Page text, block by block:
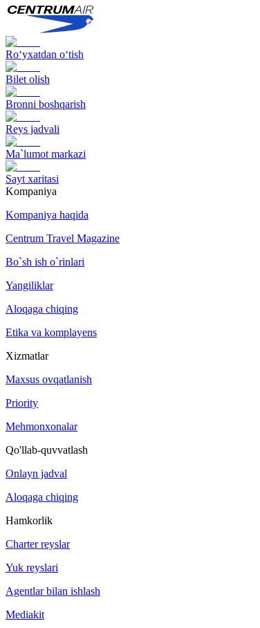
Ro‘yxatdan o‘tish
Bilet olish
Bronni boshqarish
Reys jadvali
Ma`lumot markazi
Sayt xaritasi
Kompaniya
Kompaniya haqida
Centrum Travel Magazine
Bo`sh ish o`rinlari
Yangiliklar
Aloqaga chiqing
Etika va komplayens
Xizmatlar
Maxsus ovqatlanish
Priority
Mehmonxonalar
Qo'llab-quvvatlash
Onlayn jadval
Aloqaga chiqing
Hamkorlik
Charter reyslar
Yuk reyslari
Agentlar bilan ishlash
Mediakit